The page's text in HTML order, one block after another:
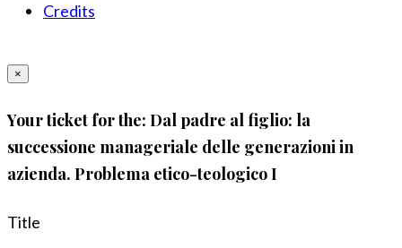
Credits
×
Your ticket for the: Dal padre al figlio: la
successione manageriale delle generazioni in
azienda. Problema etico-teologico I
Title